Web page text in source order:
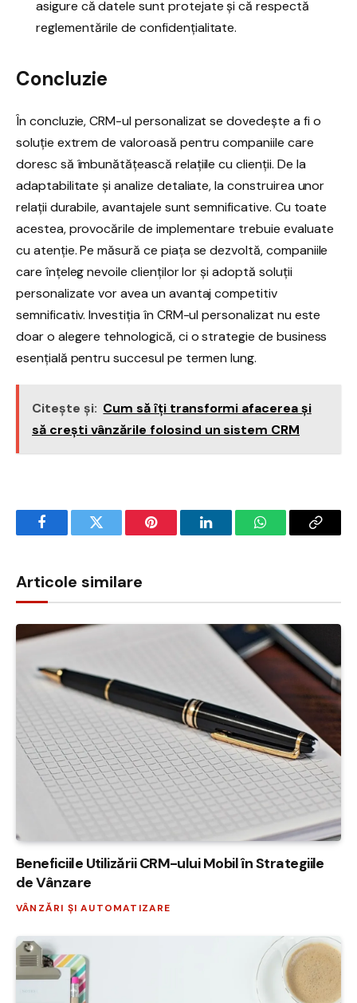
asigure că datele sunt protejate și că respectă
reglementările de confidențialitate.
Concluzie
În concluzie, CRM-ul personalizat se dovedește a fi o
soluție extrem de valoroasă pentru companiile care
doresc să îmbunătățească relațiile cu clienții. De la
adaptabilitate și analize detaliate, la construirea unor
relații durabile, avantajele sunt semnificative. Cu toate
acestea, provocările de implementare trebuie evaluate
cu atenție. Pe măsură ce piața se dezvoltă, companiile
care înțeleg nevoile clienților lor și adoptă soluții
personalizate vor avea un avantaj competitiv
semnificativ. Investiția în CRM-ul personalizat nu este
doar o alegere tehnologică, ci o strategie de business
esențială pentru succesul pe termen lung.
Citește și: Cum să îți transformi afacerea și
să crești vânzările folosind un sistem CRM
FacebookTwitter Pinterest LinkedInWhatsAppCopy
Articole similare
Beneficiile Utilizării CRM-ului Mobil în Strategiile
de Vânzare
VÂNZĂRI ȘI AUTOMATIZARE